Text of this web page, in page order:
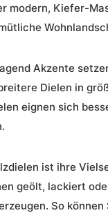
modern, Kiefer-
Akzente
Dielen in
eignen sich
ist ihre
geölt, lackiert
So